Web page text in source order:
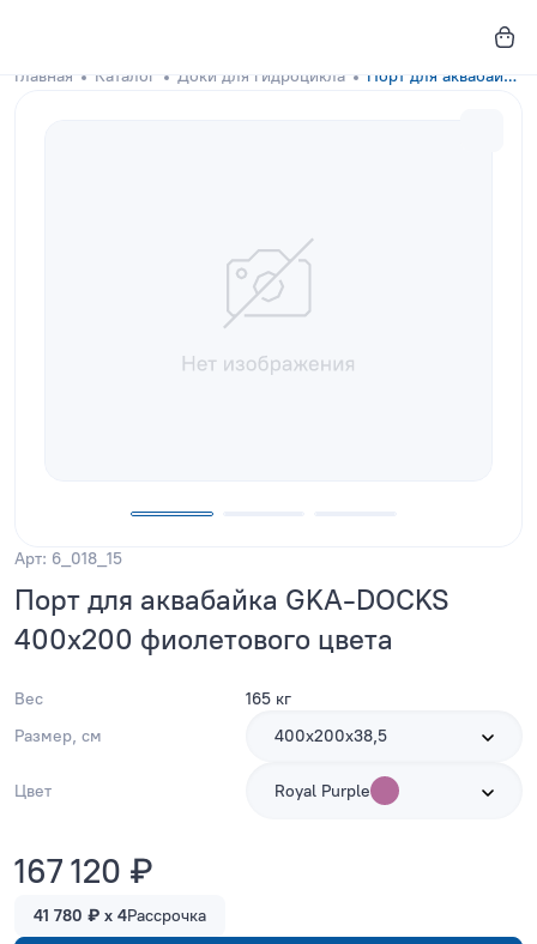
Главная Каталог Доки для гидроцикла Порт для аквабайка GKA-DOCKS 400x200 Royal Purple
Арт: 6_018_15
Порт для аквабайка GKA-DOCKS
400x200 фиолетового цвета
Вес
165 кг
Размер, см
400х200х38,5
Цвет Royal Purple
167 120 ₽
41 780 ₽ x 4Рассрочка